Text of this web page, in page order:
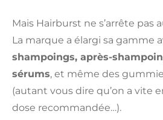
Mais Hairburst ne s’arrête pas
La marque a élargi sa gamme
shampoings, après-
sérums, et même des
(autant vous dire qu’on a vite
dose recommandée…).